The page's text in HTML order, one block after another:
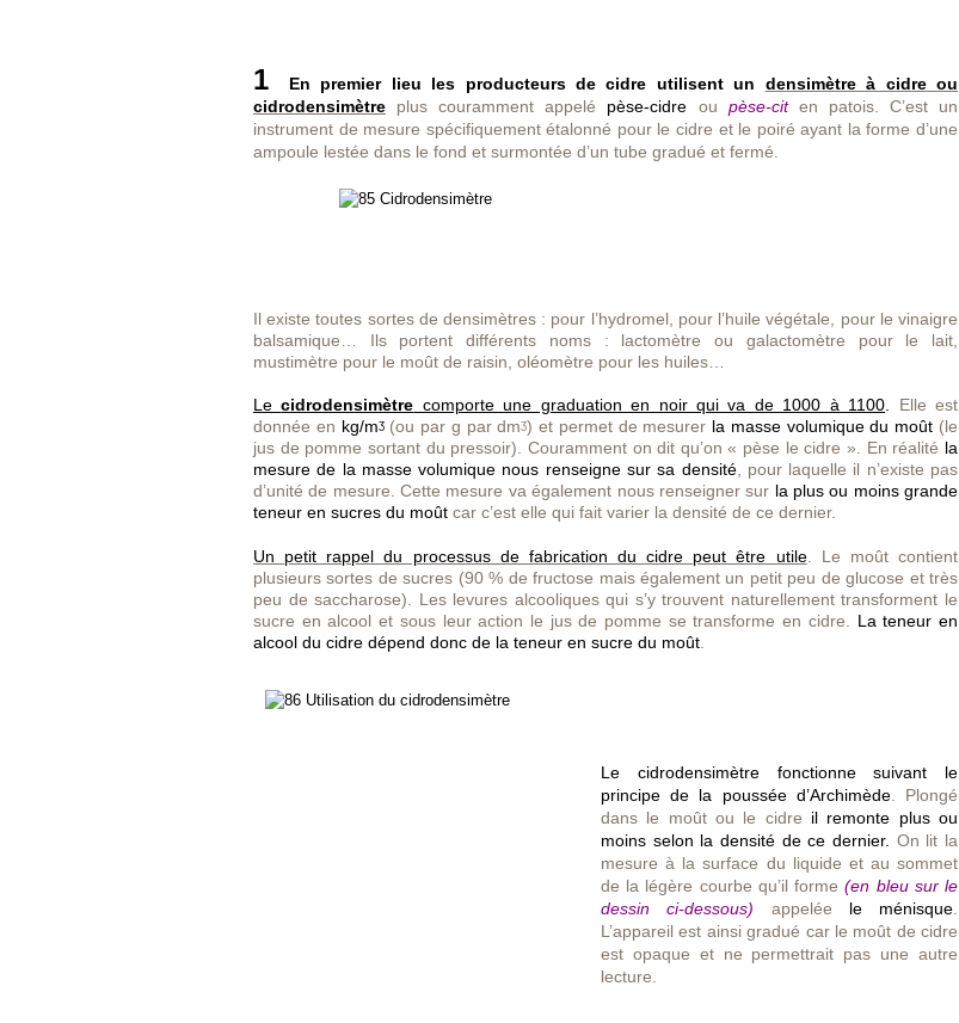
1 En premier lieu les producteurs de cidre utilisent un densimètre à cidre ou
cidrodensimètre plus couramment appelé pèse-cidre ou pèse-citen patois. C’est un
instrument de mesure spécifiquement étalonné pour le cidre et le poiré ayant la forme d’une
ampoule lestée dans le fond et surmontée d’un tube gradué et fermé.
Il existe toutes sortes de densimètres : pour l’hydromel, pour l’huile végétale, pour le vinaigre
balsamique… Ils portent différents noms : lactomètre ou galactomètre pour le lait,
mustimètre pour le moût de raisin, oléomètre pour les huiles…
Lecidrodensimètre comporte une graduation en noir qui va de 1000 à 1100
Elle est
donnée en kg/mᶾ(ou par g par dmᶾ) et permet de mesurer la masse volumique du moût (le
jus de pomme sortant du pressoir). Couramment on dit qu’on « pèse le cidre ». En réalité la
mesure de la masse volumique nous renseigne sur sa densité, pour laquelle il n’existe pas
d’unité de mesure. Cette mesure va également nous renseigner sur la plus ou moins grande
teneur en sucres du moût car c’est elle qui fait varier la densité de ce dernier.
Un petit rappel du processus de fabrication du cidre peut être utile. Le moût contient
plusieurs sortes de sucres (90 % de fructose mais également un petit peu de glucose et très
peu de saccharose). Les levures alcooliques qui s’y trouvent naturellement transforment le
sucre en alcool et sous leur action le jus de pomme se transforme en cidre. La teneur en
alcool du cidre dépend donc de la teneur en sucre du moût
Le cidrodensimètre fonctionne suivant le
principe de la poussée d’Archimède. Plongé
dans le moût ou le cidre il remonte plus ou
moins selon la densité de ce dernier. On lit la
mesure à la surface du liquide et au sommet
de la légère courbe qu’il forme(en bleu sur le
dessin ci-dessous) appelée le ménisque
L’appareil est ainsi gradué car le moût de cidre
est opaque et ne permettrait pas une autre
lecture.